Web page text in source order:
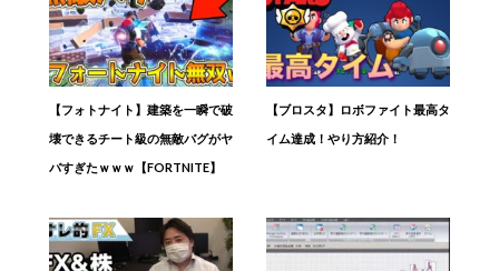
【フォトナイト】建築を一瞬で破
壊できるチート級の無敵バグがヤ
バすぎたｗｗｗ【FORTNITE】
【ブロスタ】ロボファイト最高タ
イム達成！やり方紹介！